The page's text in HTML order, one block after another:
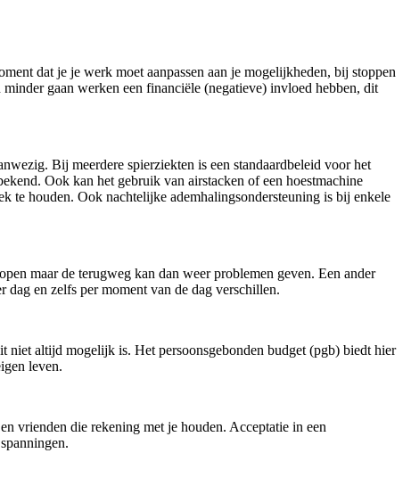
dat je je werk moet aanpassen aan je mogelijkheden, bij stoppen
gaan werken een financiële (negatieve) invloed hebben, dit
Bij meerdere spierziekten is een standaardbeleid voor het
Ook kan het gebruik van airstacken of een hoestmachine
te houden. Ook nachtelijke ademhalingsondersteuning is bij enkele
maar de terugweg kan dan weer problemen geven. Een ander
en zelfs per moment van de dag verschillen.
niet altijd mogelijk is. Het persoonsgebonden budget (pgb) biedt hier
leven.
vrienden die rekening met je houden. Acceptatie in een